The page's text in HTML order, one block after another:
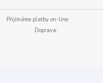
Přijímáme
Doprava: